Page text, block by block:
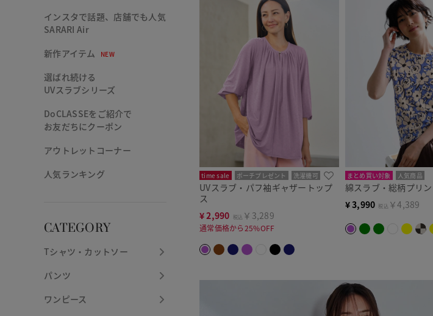
インスタで話題、店舗でも人気
SARARI Air
新作アイテム
NEW
選ばれ続ける
UVスラブシリーズ
DoCLASSEをご紹介で
お友だちにクーポン
アウトレットコーナー
人気ランキング
CATEGORY
Tシャツ・カットソー
パンツ
ワンピース
time sale ポーチプレゼント 洗濯機可
UVスラブ・パフ袖ギャザートップ
ス
¥2,990 税込 ￥3,289
通常価格から25%OFF
まとめ買い対象 人気商品
綿スラブ・総柄プリ
¥3,990 税込 ￥4,389